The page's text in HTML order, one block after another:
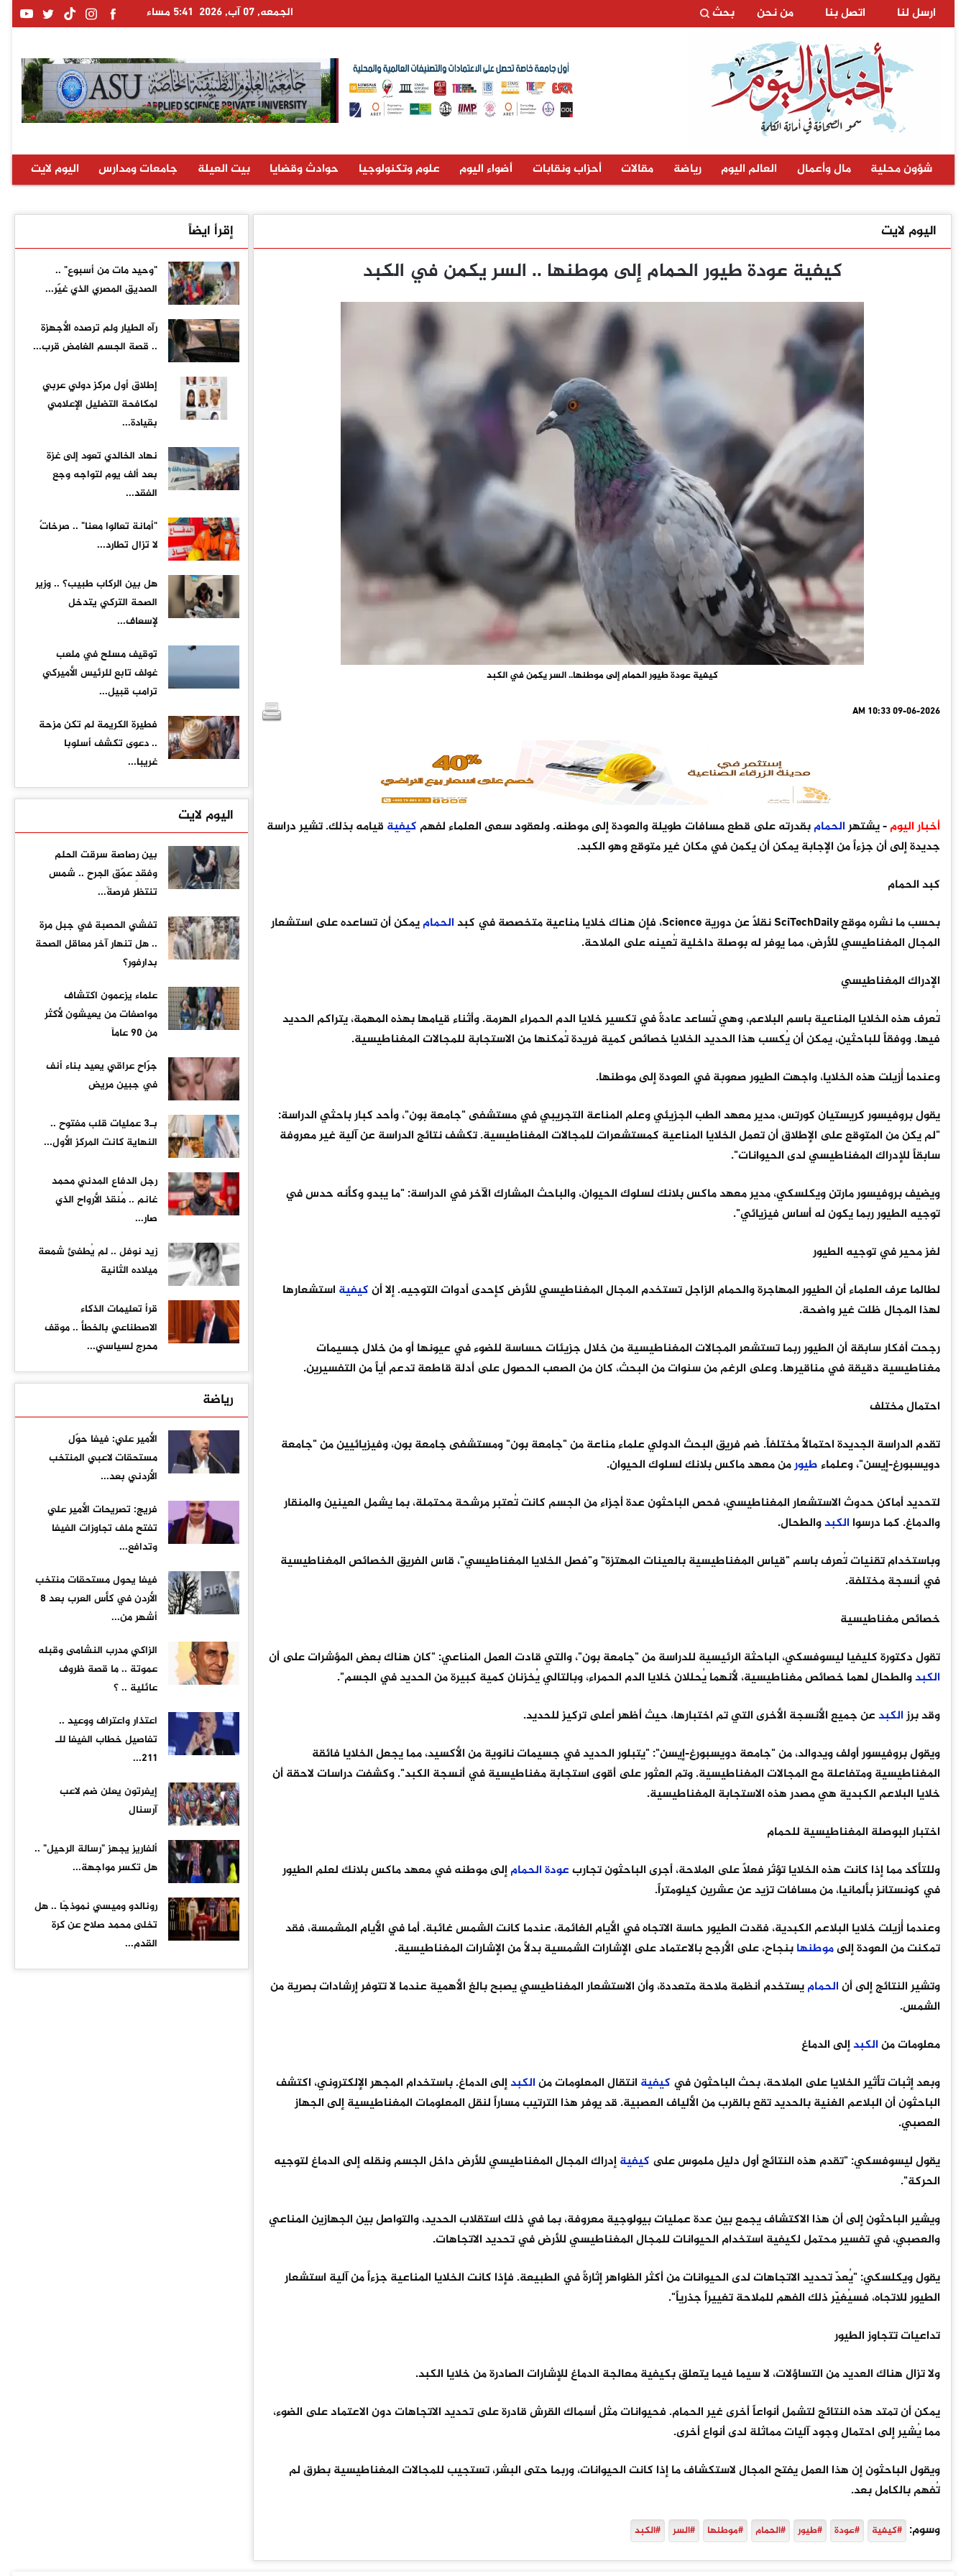
ارسل لنا اتصل بنا من نحن بحث الجمعه, 07 آب, 2026 5:41 مساء
شؤون محلية مال وأعمال العالم اليوم رياضة مقالات أحزاب ونقابات أضواء اليوم علوم وتكنولوجيا حوادث وقضايا بيت العيلة جامعات ومدارس اليوم لايت
اليوم لايت
كيفية عودة طيور الحمام إلى موطنها .. السر يكمن في الكبد
كيفية عودة طيور الحمام إلى موطنها.. السر يكمن في الكبد
09-06-2026 10:33 AM
أخبار اليوم- يشتهرالحمامبقدرته على قطع مسافات طويلة والعودة إلى موطنه. ولعقود سعى العلماء لفهم كيفية قيامه بذلك. تشير دراسة
جديدة إلى أن جزءاً من الإجابة يمكن أن يكمن في مكان غير متوقع وهو الكبد.
كبد الحمام
بحسب ما نشره موقع SciTechDaily نقلاً عن دورية Science، فإن هناك خلايا مناعية متخصصة في كبد
الحماميمكن أن تساعده على استشعار
المجال المغناطيسي للأرض، مما يوفر له بوصلة داخلية تُعينه على الملاحة.
الإدراك المغناطيسي
تُعرف هذه الخلايا المناعية باسم البلاعم، وهي تُساعد عادةً في تكسير خلايا الدم الحمراء الهرمة. وأثناء قيامها بهذه المهمة، يتراكم الحديد
فيها. ووفقاً للباحثين، يمكن أن يُكسب هذا الحديد الخلايا خصائص كمية فريدة تُمكنها من الاستجابة للمجالات المغناطيسية.
وعندما أُزيلت هذه الخلايا، واجهت الطيور صعوبة في العودة إلى موطنها.
يقول بروفيسور كريستيان كورتس، مدير معهد الطب الجزيئي وعلم المناعة التجريبي في مستشفى "جامعة بون"، وأحد كبار باحثي الدراسة:
"لم يكن من المتوقع على الإطلاق أن تعمل الخلايا المناعية كمستشعرات للمجالات المغناطيسية. تكشف نتائج الدراسة عن آلية غير معروفة
سابقاً للإدراك المغناطيسي لدى الحيوانات".
ويضيف بروفيسور مارتن ويكلسكي، مدير معهد ماكس بلانك لسلوك الحيوان، والباحث المشارك الآخر في الدراسة: "ما يبدو وكأنه حدس في
توجيه الطيور ربما يكون له أساس فيزيائي".
لغز محير في توجيه الطيور
لطالما عرف العلماء أن الطيور المهاجرة والحمام الزاجل تستخدم المجال المغناطيسي للأرض كإحدى أدوات التوجيه. إلا أنكيفية استشعارها
لهذا المجال ظلت غير واضحة.
رجحت أفكار سابقة أن الطيور ربما تستشعر المجالات المغناطيسية من خلال جزيئات حساسة للضوء في عيونها أو من خلال جسيمات
مغناطيسية دقيقة في مناقيرها. وعلى الرغم من سنوات من البحث، كان من الصعب الحصول على أدلة قاطعة تدعم أياً من التفسيرين.
احتمال مختلف
تقدم الدراسة الجديدة احتمالاً مختلفاً. ضم فريق البحث الدولي علماء مناعة من "جامعة بون" ومستشفى جامعة بون، وفيزيائيين من "جامعة
دويسبورغ-إيسن"، وعلماءطيورمن معهد ماكس بلانك لسلوك الحيوان.
لتحديد أماكن حدوث الاستشعار المغناطيسي، فحص الباحثون عدة أجزاء من الجسم كانت تُعتبر مرشحة محتملة، بما يشمل العينين والمنقار
والدماغ. كما درسوا الكبدوالطحال.
وباستخدام تقنيات تُعرف باسم "قياس المغناطيسية بالعينات المهتزة" و"فصل الخلايا المغناطيسي"، قاس الفريق الخصائص المغناطيسية
في أنسجة مختلفة.
خصائص مغناطيسية
تقول دكتورة كليفيا ليسوفسكي، الباحثة الرئيسية للدراسة من "جامعة بون"، والتي قادت العمل المناعي: "كان هناك بعض المؤشرات على أن
الكبدوالطحال لهما خصائص مغناطيسية، لأنهما يُحللان خلايا الدم الحمراء، وبالتالي يُخزنان كمية كبيرة من الحديد في الجسم".
وقد برزالكبدعن جميع الأنسجة الأخرى التي تم اختبارها، حيث أظهر أعلى تركيز للحديد.
ويقول بروفيسور أولف ويدوالد، من "جامعة دويسبورغ-إيسن": "يتبلور الحديد في جسيمات نانوية من الأكسيد، مما يجعل الخلايا فائقة
المغناطيسية ومتفاعلة مع المجالات المغناطيسية. وتم العثور على أقوى استجابة مغناطيسية في أنسجة الكبد". وكشفت دراسات لاحقة أن
خلايا البلاعم الكبدية هي مصدر هذه الاستجابة المغناطيسية.
اختبار البوصلة المغناطيسية للحمام
وللتأكد مما إذا كانت هذه الخلايا تؤثر فعلاً على الملاحة، أجرى الباحثون تجاربعودةالحمامإلى موطنه في معهد ماكس بلانك لعلم الطيور
في كونستانز بألمانيا، من مسافات تزيد عن عشرين كيلومتراً.
وعندما أُزيلت خلايا البلاعم الكبدية، فقدت الطيور حاسة الاتجاه في الأيام الغائمة، عندما كانت الشمس غائبة. أما في الأيام المشمسة، فقد
تمكنت من العودة إلىموطنهابنجاح، على الأرجح بالاعتماد على الإشارات الشمسية بدلاً من الإشارات المغناطيسية.
وتشير النتائج إلى أنالحماميستخدم أنظمة ملاحة متعددة، وأن الاستشعار المغناطيسي يصبح بالغ الأهمية عندما لا تتوفر إرشادات بصرية من
الشمس.
معلومات منالكبدإلى الدماغ
وبعد إثبات تأثير الخلايا على الملاحة، بحث الباحثون في كيفية انتقال المعلومات منالكبدإلى الدماغ. باستخدام المجهر الإلكتروني، اكتشف
الباحثون أن البلاعم الغنية بالحديد تقع بالقرب من الألياف العصبية. قد يوفر هذا الترتيب مساراً لنقل المعلومات المغناطيسية إلى الجهاز
العصبي.
يقول ليسوفسكي: "تقدم هذه النتائج أول دليل ملموس على كيفيةإدراك المجال المغناطيسي للأرض داخل الجسم ونقله إلى الدماغ لتوجيه
الحركة".
ويشير الباحثون إلى أن هذا الاكتشاف يجمع بين عدة عمليات بيولوجية معروفة، بما في ذلك استقلاب الحديد، والتواصل بين الجهازين المناعي
والعصبي، في تفسير محتمل لكيفية استخدام الحيوانات للمجال المغناطيسي للأرض في تحديد الاتجاهات.
يقول ويكلسكي: "يُعدّ تحديد الاتجاهات لدى الحيوانات من أكثر الظواهر إثارةً في الطبيعة. فإذا كانت الخلايا المناعية جزءاً من آلية استشعار
الطيور للاتجاه، فسيُغيّر ذلك الفهم للملاحة تغييراً جذرياً".
تداعيات تتجاوز الطيور
ولا تزال هناك العديد من التساؤلات، لا سيما فيما يتعلق بكيفية معالجة الدماغ للإشارات الصادرة من خلايا الكبد.
يمكن أن تمتد هذه النتائج لتشمل أنواعاً أخرى غير الحمام. فحيوانات مثل أسماك القرش قادرة على تحديد الاتجاهات دون الاعتماد على الضوء،
مما يُشير إلى احتمال وجود آليات مماثلة لدى أنواع أخرى.
ويقول الباحثون إن هذا العمل يفتح المجال لاستكشاف ما إذا كانت الحيوانات، وربما حتى البشر، تستجيب للمجالات المغناطيسية بطرق لم
تُفهم بالكامل بعد.
وسوم: #كيفية #عودة #طيور #الحمام #موطنها #السر #الكبد
إقرأ ايضاً
"وحيد مات من أسبوع" ..
الصديق المصري الذي غيّر...
رآه الطيار ولم ترصده الأجهزة
.. قصة الجسم الغامض قرب...
إطلاق أول مركز دولي عربي
لمكافحة التضليل الإعلامي
بقيادة...
نهاد الخالدي تعود إلى غزة
بعد ألف يوم لتواجه وجع
الفقد...
"أمانة تعالوا معنا" .. صرخاتٌ
لا تزال تطارد...
هل بين الركاب طبيب؟ .. وزير
الصحة التركي يتدخل
لإسعاف...
توقيف مسلح في ملعب
غولف تابع للرئيس الأميركي
ترامب قبيل...
فطيرة الكريمة لم تكن مزحة
.. دعوى تكشف أسلوبا
غريبا...
اليوم لايت
بين رصاصة سرقت الحلم
وفقدٍ عمّق الجرح .. شمس
تنتظر فرصةً...
تفشي الحصبة في جبل مرة
.. هل تنهار آخر معاقل الصحة
بدارفور؟
علماء يزعمون اكتشاف
مواصفات من يعيشون لأكثر
من 90 عاماً
جرّاح عراقي يعيد بناء أنف
في جبين مريض
بـ3 عمليات قلب مفتوح ..
النهاية كانت المركز الأول...
رجل الدفاع المدني محمد
غانم .. مُنقذ الأرواح الذي
صار...
زيد نوفل .. لم يُطفئ شمعة
ميلاده الثانية
قرأ تعليمات الذكاء
الاصطناعي بالخطأ .. موقف
محرج لسياسي...
رياضة
الأمير علي: فيفا حوّل
مستحقات لاعبي المنتخب
الأردني بعد...
فريج: تصريحات الأمير علي
تفتح ملف تجاوزات الفيفا
وتدافع...
فيفا يحول مستحقات منتخب
الأردن في كأس العرب بعد 8
أشهر من...
الزاكي مدرب النشامى وقبله
عموتة .. ما قصة ظروف
عائلية .. ؟
اعتذار واعتراف ووعيد ..
تفاصيل خطاب الفيفا للـ
211...
إيفرتون يعلن ضم لاعب
آرسنال
ألفاريز يجهز "رسالة الرحيل" ..
هل تكسر مواجهة...
رونالدو وميسي نموذجًا .. هل
تخلى محمد صلاح عن كرة
القدم...